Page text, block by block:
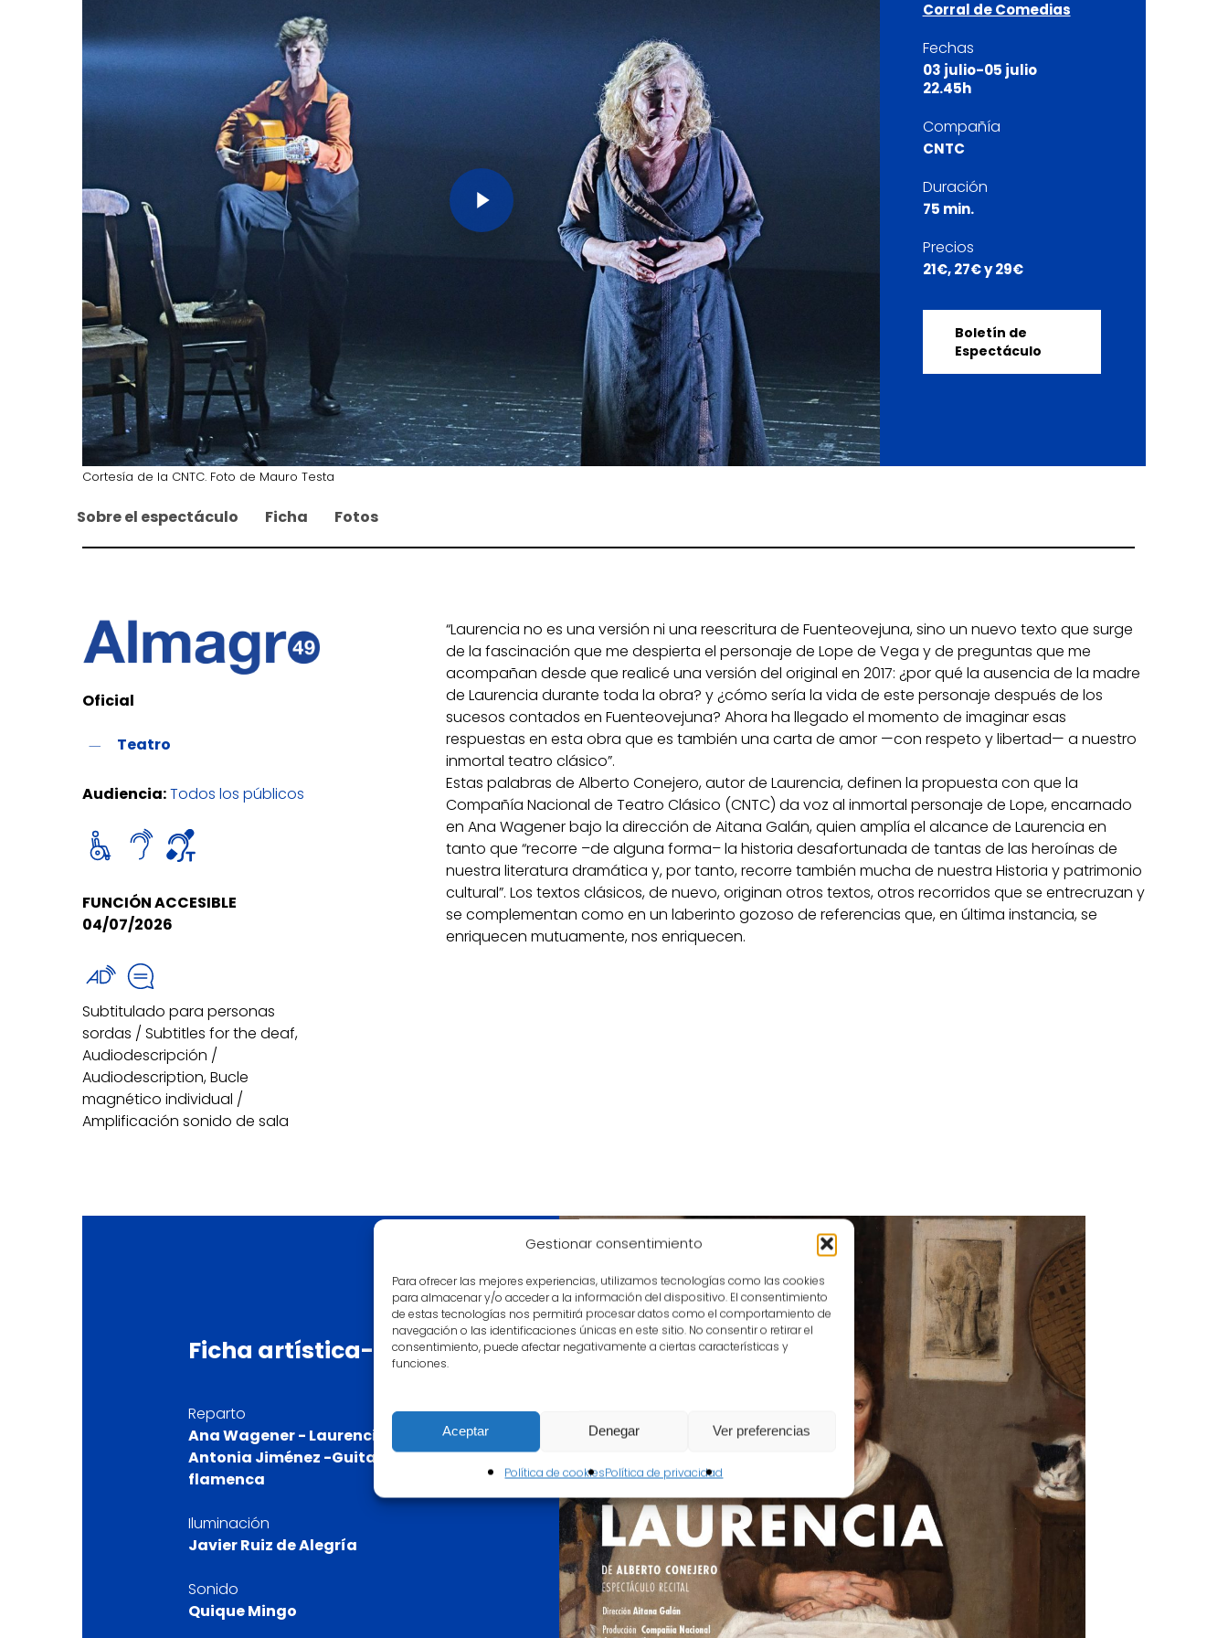
Gestionar consentimiento
Para ofrecer las mejores experiencias, utilizamos tecnologías como las cookies
para almacenar y/o acceder a la información del dispositivo. El consentimiento
de estas tecnologías nos permitirá procesar datos como el comportamiento de
navegación o las identificaciones únicas en este sitio. No consentir o retirar el
consentimiento, puede afectar negativamente a ciertas características y
funciones.
Aceptar Denegar Ver preferencias
Política de cookiesPolítica de privacidad
Hit enter to search or ESC to close
Play Video
Corral de Comedias
Fechas
03 julio-05 julio
22.45h
Compañía
CNTC
Duración
75 min.
Precios
21€, 27€ y 29€
Boletín de
Espectáculo
Cortesía de la CNTC. Foto de Mauro Testa
Sobre el espectáculo Ficha Fotos
Oficial
Teatro
Audiencia:Todos los públicos
FUNCIÓN ACCESIBLE
04/07/2026
Subtitulado para personas
sordas / Subtitles for the deaf,
Audiodescripción /
Audiodescription, Bucle
magnético individual /
Amplificación sonido de sala
“Laurencia no es una versión ni una reescritura de Fuenteovejuna, sino un nuevo texto que surge
de la fascinación que me despierta el personaje de Lope de Vega y de preguntas que me
acompañan desde que realicé una versión del original en 2017: ¿por qué la ausencia de la madre
de Laurencia durante toda la obra? y ¿cómo sería la vida de este personaje después de los
sucesos contados en Fuenteovejuna? Ahora ha llegado el momento de imaginar esas
respuestas en esta obra que es también una carta de amor —con respeto y libertad— a nuestro
inmortal teatro clásico”.
Estas palabras de Alberto Conejero, autor de Laurencia, definen la propuesta con que la
Compañía Nacional de Teatro Clásico (CNTC) da voz al inmortal personaje de Lope, encarnado
en Ana Wagener bajo la dirección de Aitana Galán, quien amplía el alcance de Laurencia en
tanto que “recorre –de alguna forma– la historia desafortunada de tantas de las heroínas de
nuestra literatura dramática y, por tanto, recorre también mucha de nuestra Historia y patrimonio
cultural”. Los textos clásicos, de nuevo, originan otros textos, otros recorridos que se entrecruzan y
se complementan como en un laberinto gozoso de referencias que, en última instancia, se
enriquecen mutuamente, nos enriquecen.
Ficha artística-técnica
Reparto
Ana Wagener - Laurencia
Antonia Jiménez -Guitarra
flamenca
Iluminación
Javier Ruiz de Alegría
Sonido
Quique Mingo